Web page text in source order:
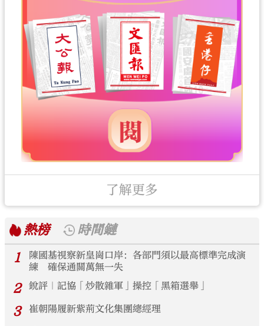
了解更多
熱榜
時間鏈
1
陳國基視察新皇崗口岸：各部門須以最高標準完成演
練 確保通關萬無一失
2 銳評｜記協「炒散雜軍」操控「黑箱選舉」
3 崔朝陽履新紫荊文化集團總經理